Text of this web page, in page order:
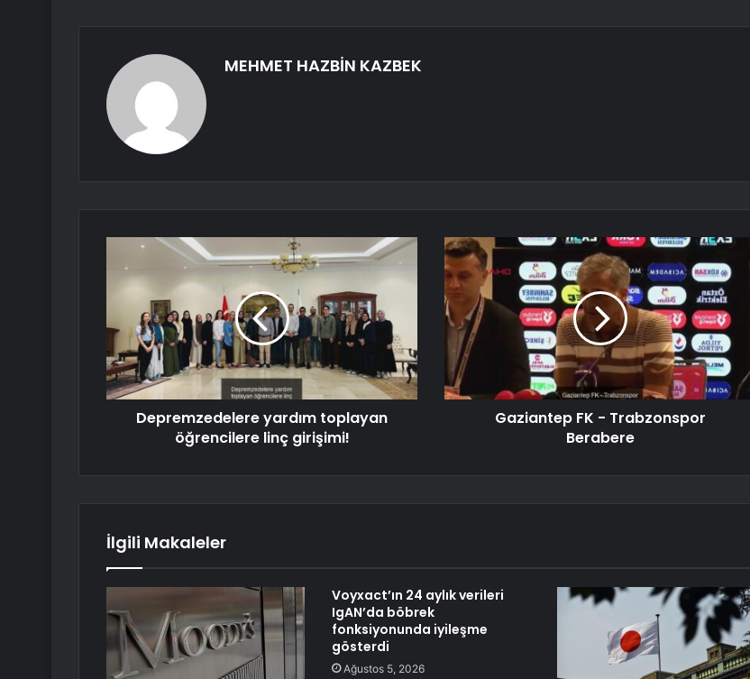
MEHMET HAZBİN KAZBEK
Depremzedelere yardım toplayan
öğrencilere linç girişimi!
Gaziantep FK - Trabzonspor
Berabere
İlgili Makaleler
Voyxact’ın 24 aylık verileri
IgAN’da böbrek
fonksiyonunda iyileşme
gösterdi
Ağustos 5, 2026